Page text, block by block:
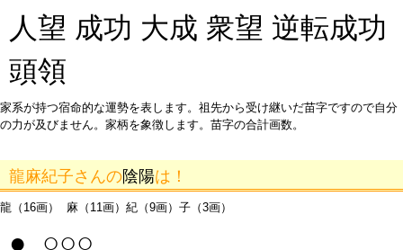
人望 成功 大成 衆望 逆転成功
頭領
家系が持つ宿命的な運勢を表します。祖先から受け継いだ苗字ですので自分
の力が及びません。家柄を象徴します。苗字の合計画数。
龍麻紀子さんの陰陽は！
龍（16画） 麻（11画）紀（9画）子（3画）
● ○○○